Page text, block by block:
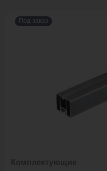
Под заказ